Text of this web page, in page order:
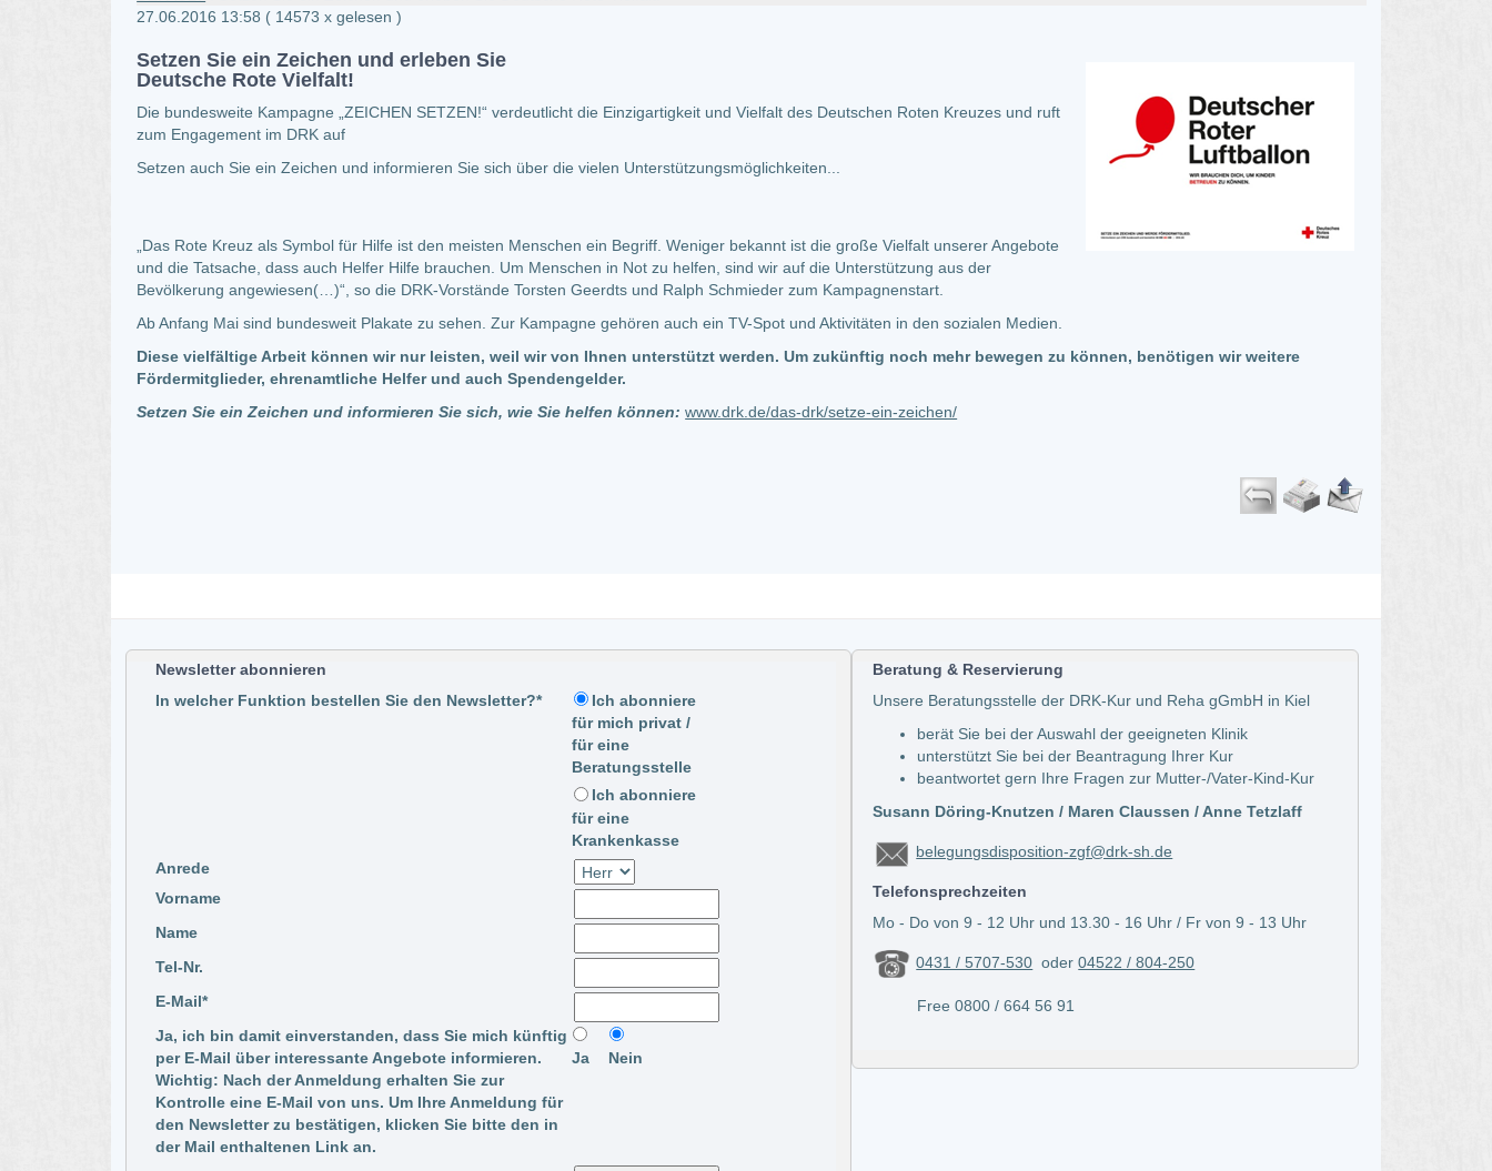
27.06.2016 13:58 ( 14573 x gelesen )
Setzen Sie ein Zeichen und erleben Sie
Deutsche Rote Vielfalt!
Die bundesweite Kampagne „ZEICHEN SETZEN!“ verdeutlicht die Einzigartigkeit und Vielfalt des Deutschen Roten Kreuzes und ruft
zum Engagement im DRK auf
Setzen auch Sie ein Zeichen und informieren Sie sich über die vielen Unterstützungsmöglichkeiten...
„Das Rote Kreuz als Symbol für Hilfe ist den meisten Menschen ein Begriff. Weniger bekannt ist die große Vielfalt unserer Angebote
und die Tatsache, dass auch Helfer Hilfe brauchen. Um Menschen in Not zu helfen, sind wir auf die Unterstützung aus der
Bevölkerung angewiesen(…)“, so die DRK-Vorstände Torsten Geerdts und Ralph Schmieder zum Kampagnenstart.
Ab Anfang Mai sind bundesweit Plakate zu sehen. Zur Kampagne gehören auch ein TV-Spot und Aktivitäten in den sozialen Medien.
Diese vielfältige Arbeit können wir nur leisten, weil wir von Ihnen unterstützt werden. Um zukünftig noch mehr bewegen zu können, benötigen wir weitere
Fördermitglieder, ehrenamtliche Helfer und auch Spendengelder.
Setzen Sie ein Zeichen und informieren Sie sich, wie Sie helfen können: www.drk.de/das-drk/setze-ein-zeichen/
Newsletter abonnieren
In welcher Funktion bestellen Sie den Newsletter?*
Ich abonniere
für mich privat /
für eine
Beratungsstelle
Ich abonniere
für eine
Krankenkasse
Anrede
Vorname
Name
Tel-Nr.
E-Mail*
Ja, ich bin damit einverstanden, dass Sie mich künftig
per E-Mail über interessante Angebote informieren.
Wichtig: Nach der Anmeldung erhalten Sie zur
Kontrolle eine E-Mail von uns. Um Ihre Anmeldung für
den Newsletter zu bestätigen, klicken Sie bitte den in
der Mail enthaltenen Link an.
Ja Nein
Beratung & Reservierung
Unsere Beratungsstelle der DRK-Kur und Reha gGmbH in Kiel
berät Sie bei der Auswahl der geeigneten Klinik
unterstützt Sie bei der Beantragung Ihrer Kur
beantwortet gern Ihre Fragen zur Mutter-/Vater-Kind-Kur
Susann Döring-Knutzen / Maren Claussen / Anne Tetzlaff
belegungsdisposition-zgf@drk-sh.de
Telefonsprechzeiten
Mo - Do von 9 - 12 Uhr und 13.30 - 16 Uhr / Fr von 9 - 13 Uhr
0431 / 5707-530 oder04522 / 804-250
Free 0800 / 664 56 91